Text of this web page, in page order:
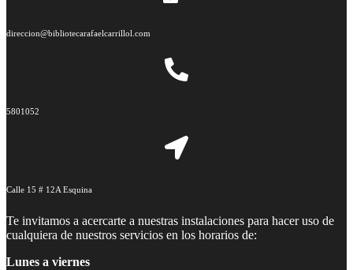
direccion@bibliotecarafaelcarrillol.com
5801052
Calle 15 # 12A Esquina
Te invitamos a acercarte a nuestras instalaciones para hacer uso de
cualquiera de nuestros servicios en los horarios de:
Lunes a viernes